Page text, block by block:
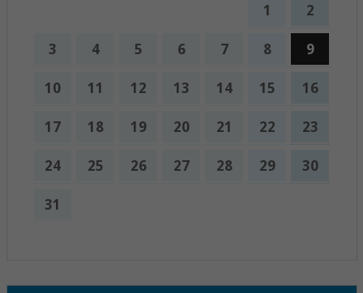
1 2
3 4 5 6 7 8 9
10 11 12 13 14 15 16
17 18 19 20 21 22 23
24 25 26 27 28 29 30
31